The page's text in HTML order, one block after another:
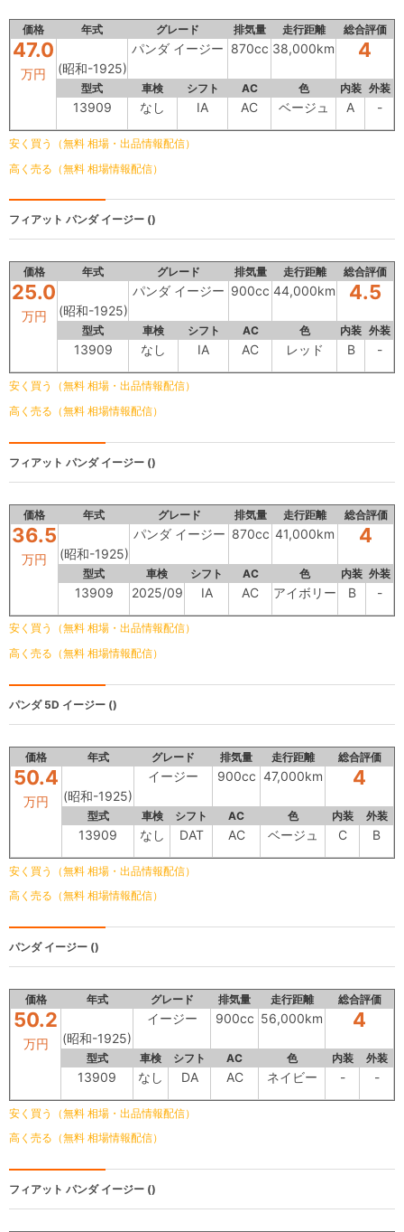
価格 年式 グレード 排気量 走行距離 総合評価
47.0
万円 (昭和-1925)
パンダ イージー 870cc 38,000km 4
型式 車検 シフト AC 色 内装 外装
13909 なし IA AC ベージュ A -
安く買う（無料 相場・出品情報配信）
高く売る（無料 相場情報配信）
フィアット パンダ イージー ()
価格 年式 グレード 排気量 走行距離 総合評価
25.0
万円 (昭和-1925)
パンダ イージー 900cc 44,000km 4.5
型式 車検 シフト AC 色 内装 外装
13909 なし IA AC レッド B -
安く買う（無料 相場・出品情報配信）
高く売る（無料 相場情報配信）
フィアット パンダ イージー ()
価格 年式 グレード 排気量 走行距離 総合評価
36.5
万円 (昭和-1925)
パンダ イージー 870cc 41,000km 4
型式 車検 シフト AC 色 内装 外装
13909 2025/09 IA AC アイボリー B -
安く買う（無料 相場・出品情報配信）
高く売る（無料 相場情報配信）
パンダ 5D イージー ()
価格 年式 グレード 排気量 走行距離 総合評価
50.4
万円 (昭和-1925)
イージー 900cc 47,000km 4
型式 車検 シフト AC 色 内装 外装
13909 なし DAT AC ベージュ C B
安く買う（無料 相場・出品情報配信）
高く売る（無料 相場情報配信）
パンダイージー ()
価格 年式 グレード 排気量 走行距離 総合評価
50.2
万円 (昭和-1925)
イージー 900cc 56,000km 4
型式 車検 シフト AC 色 内装 外装
13909 なし DA AC ネイビー - -
安く買う（無料 相場・出品情報配信）
高く売る（無料 相場情報配信）
フィアット パンダイージー ()